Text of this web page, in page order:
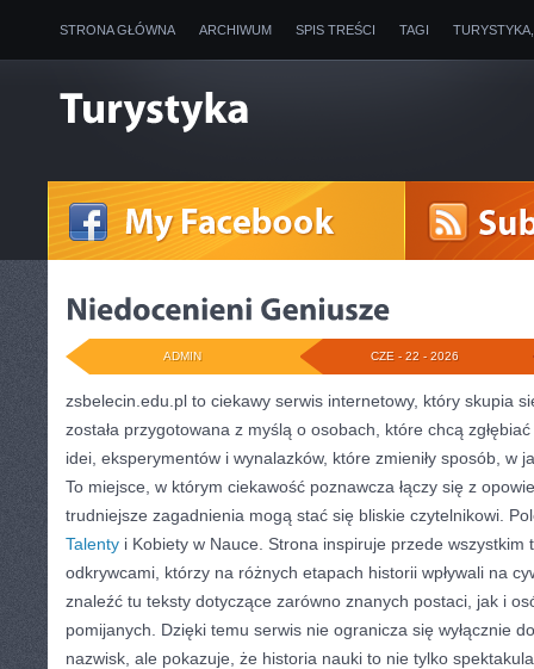
STRONA GŁÓWNA ARCHIWUM SPIS TREŚCI TAGI
CZE - 22 - 2026
ADMIN
zsbelecin.edu.pl to ciekawy serwis internetowy, który skupia
została przygotowana z myślą o osobach, które chcą
idei, eksperymentów i wynalazków, które zmieniły sposób, w
To miejsce, w którym ciekawość poznawcza łączy się z
trudniejsze zagadnienia mogą stać się bliskie czytelnikowi.
Talenty i Kobiety w Nauce. Strona inspiruje przede wszystkim
odkrywcami, którzy na różnych etapach historii wpływali na
znaleźć tu teksty dotyczące zarówno znanych postaci, jak i
pomijanych. Dzięki temu serwis nie ogranicza się wyłącznie
nazwisk, ale pokazuje, że historia nauki to nie tylko